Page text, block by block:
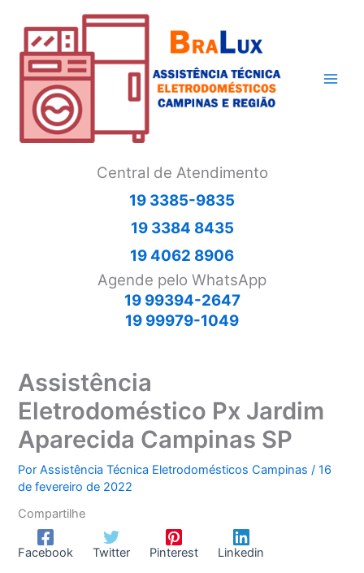
conteúdo
Central de Atendimento
19 3385-9835
19 3384 8435
19 4062 8906
Agende pelo WhatsApp
19 99394-2647
19 99979-1049
Assistência
Eletrodoméstico Px Jardim
Aparecida Campinas SP
PorAssistência Técnica Eletrodomésticos Campinas/16
de fevereiro de 2022
Compartilhe
Facebook Twitter Pinterest Linkedin